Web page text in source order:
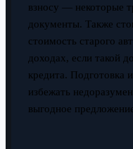
взносу — некоторые
документы. Также
стоимость старого
доходах, если такой
кредита. Подготовка
избежать
выгодное